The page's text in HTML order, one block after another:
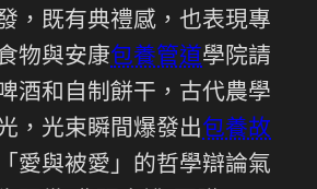
，既有典禮感，也表現專
物與安康包養管道學院請
酒和自制餅干，古代農學
，光束瞬間爆發出包養故
愛與被愛」的哲學辯論氣